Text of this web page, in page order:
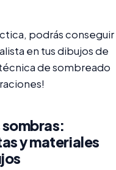
podrás conseguir
en tus dibujos de
de sombreado
y materiales